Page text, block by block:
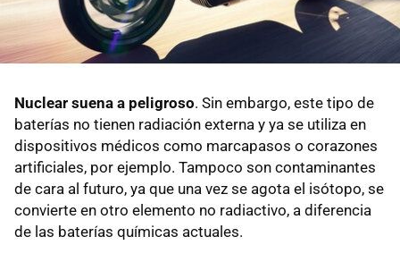
Nuclear suena a peligroso. Sin embargo, este tipo de
baterías no tienen radiación externa y ya se utiliza en
dispositivos médicos como marcapasos o corazones
artificiales, por ejemplo. Tampoco son contaminantes
de cara al futuro, ya que una vez se agota el isótopo, se
convierte en otro elemento no radiactivo, a diferencia
de las baterías químicas actuales.